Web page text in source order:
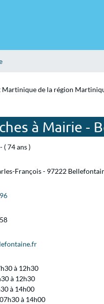
de la région
à Mairie -
( 74 ans )
François - 97222
à 12h30
à 12h30
à 14h00
à 14h00